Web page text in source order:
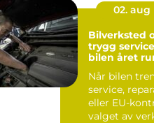
02. aug
Bilverksted
trygg
bilen året
Når bilen
service,
eller EU-
valget av